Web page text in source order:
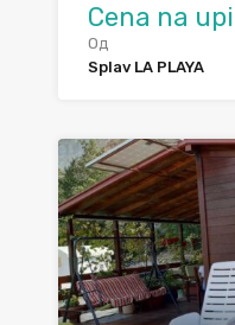
Cena na
Од
Splav LA PLAYA